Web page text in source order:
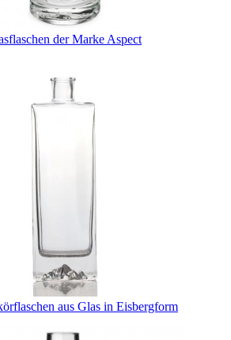
der Marke Aspect
aus Glas in Eisbergform